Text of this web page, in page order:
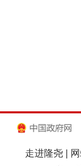
走进隆尧|